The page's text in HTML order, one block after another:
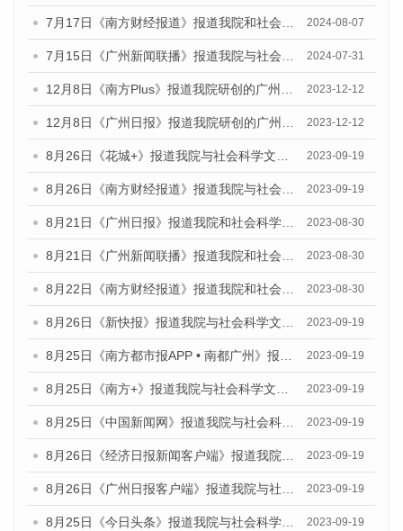
7月17日《南方财经报道》报道我院和社会科学文献出版社联合发布《广州蓝皮书：广州数字经济发展报告（2024）》的视频采访 2024-08-07
7月15日《广州新闻联播》报道我院与社会科学文献出版社联合发布《广州蓝皮书：广州社会发展报告(2024)》的视频采访 2024-07-31
12月8日《南方Plus》报道我院研创的广州蓝皮书系列荣获全国第十四届优秀皮书奖四项大奖的媒体文章 2023-12-12
12月8日《广州日报》报道我院研创的广州蓝皮书系列荣获全国第十四届优秀皮书奖四项大奖的媒体文章 2023-12-12
8月26日《花城+》报道我院与社会科学文献出版社联合发布《广州蓝皮书：广州创新型城市发展报告（2023）》的视频采访 2023-09-19
8月26日《南方财经报道》报道我院与社会科学文献出版社联合发布《广州蓝皮书：广州创新型城市发展报告（2023）》的视频采访 2023-09-19
8月21日《广州日报》报道我院和社会科学文献出版社联合发布《广州数字经济发展报告（2023）》蓝皮书的视频采访 2023-08-30
8月21日《广州新闻联播》报道我院和社会科学文献出版社联合发布《广州数字经济发展报告（2023）》蓝皮书的视频采访 2023-08-30
8月22日《南方财经报道》报道我院和社会科学文献出版社联合发布《广州数字经济发展报告（2023）》蓝皮书的视频采访 2023-08-30
8月26日《新快报》报道我院与社会科学文献出版社联合发布《广州蓝皮书：广州创新型城市发展报告（2023）》的媒体文章 2023-09-19
8月25日《南方都市报APP • 南都广州》报道我院与社会科学文献出版社联合发布《广州蓝皮书：广州创新型城市发展报告（2023）》的媒体文章 2023-09-19
8月25日《南方+》报道我院与社会科学文献出版社联合发布《广州蓝皮书：广州创新型城市发展报告（2023）》的媒体文章 2023-09-19
8月25日《中国新闻网》报道我院与社会科学文献出版社联合发布《广州蓝皮书：广州创新型城市发展报告（2023）》的媒体文章 2023-09-19
8月26日《经济日报新闻客户端》报道我院与社会科学文献出版社联合发布《广州蓝皮书：广州创新型城市发展报告（2023）》的媒体文章 2023-09-19
8月26日《广州日报客户端》报道我院与社会科学文献出版社联合发布《广州蓝皮书：广州创新型城市发展报告（2023）》的媒体文章 2023-09-19
8月25日《今日头条》报道我院与社会科学文献出版社联合发布《广州蓝皮书：广州创新型城市发展报告（2023）》的媒体文章 2023-09-19